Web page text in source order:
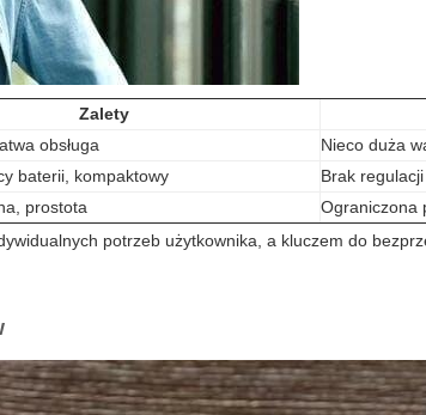
Zalety
obsługa
Nieco duża
baterii, kompaktowy
Brak
prostota
Ograniczona
potrzeb użytkownika, a kluczem do